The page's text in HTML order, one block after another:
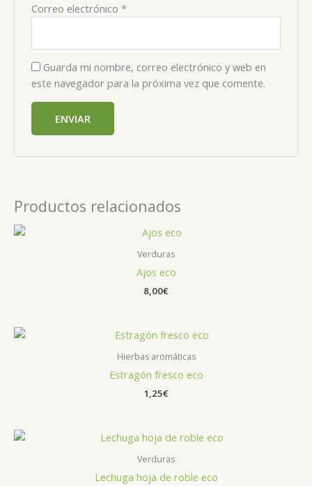
Correo electrónico*
Guarda mi nombre, correo electrónico y web en
este navegador para la próxima vez que comente.
Productos relacionados
Verduras
Ajos eco
8,00€
Hierbas aromáticas
Estragón fresco eco
1,25€
Verduras
Lechuga hoja de roble eco